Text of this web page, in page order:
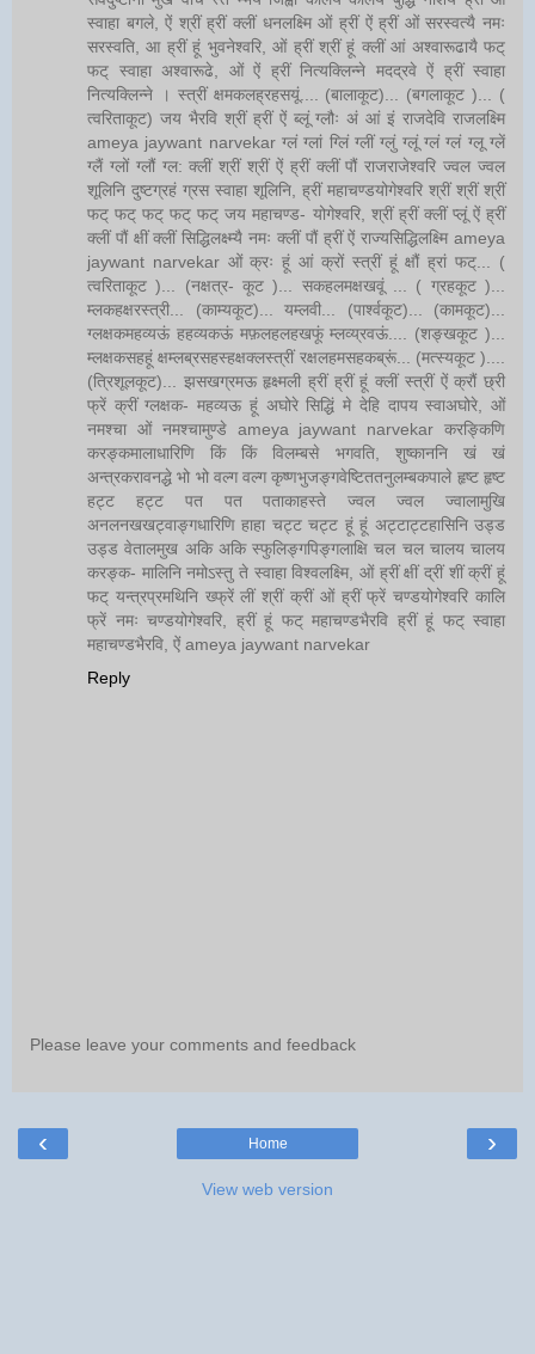
स्वाहा बगले, ऐं श्रीं ह्रीं क्लीं धनलक्ष्मि ओं ह्रीं ऐं ह्रीं ओं सरस्वत्यै नमः
सरस्वति, आ ह्रीं हूं भुवनेश्वरि, ओं ह्रीं श्रीं हूं क्लीं आं अश्वारूढायै फट्
फट् स्वाहा अश्वारूढे, ओं ऐं ह्रीं नित्यक्लिन्ने मदद्रवे ऐं ह्रीं स्वाहा
नित्यक्लिन्ने । स्त्रीं क्षमकलह्रहसयूं.... (बालाकूट)... (बगलाकूट )... (
त्वरिताकूट) जय भैरवि श्रीं ह्रीं ऐं ब्लूं ग्लौः अं आं इं राजदेवि राजलक्ष्मि
ameya jaywant narvekar ग्लं ग्लां ग्लिं ग्लीं ग्लुं ग्लूं ग्लं ग्लं ग्लू ग्लें
ग्लैं ग्लों ग्लौं ग्ल: क्लीं श्रीं श्रीं ऐं ह्रीं क्लीं पौं राजराजेश्वरि ज्वल ज्वल
शूलिनि दुष्टग्रहं ग्रस स्वाहा शूलिनि, ह्रीं महाचण्डयोगेश्वरि श्रीं श्रीं श्रीं
फट् फट् फट् फट् फट् जय महाचण्ड- योगेश्वरि, श्रीं ह्रीं क्लीं प्लूं ऐं ह्रीं
क्लीं पौं क्षीं क्लीं सिद्धिलक्ष्म्यै नमः क्लीं पौं ह्रीं ऐं राज्यसिद्धिलक्ष्मि ameya
jaywant narvekar ओं क्रः हूं आं क्रों स्त्रीं हूं क्षौं ह्रां फट्... (
त्वरिताकूट )... (नक्षत्र- कूट )... सकहलमक्षखवूं ... ( ग्रहकूट )...
म्लकहक्षरस्त्री... (काम्यकूट)... यम्लवी... (पार्श्वकूट)... (कामकूट)...
ग्लक्षकमहव्यऊं हहव्यकऊं मफ़लहलहखफूं म्लव्य्रवऊं.... (शङ्खकूट )...
म्लक्षकसहहूं क्षम्लब्रसहस्हक्षक्लस्त्रीं रक्षलहमसहकब्रूं... (मत्स्यकूट )....
(त्रिशूलकूट)... झसखग्रमऊ हृक्ष्मली ह्रीं ह्रीं हूं क्लीं स्त्रीं ऐं क्रौं छ्री
फ्रें क्रीं ग्लक्षक- महव्यऊ हूं अघोरे सिद्धिं मे देहि दापय स्वाअघोरे, ओं
नमश्चा ओं नमश्चामुण्डे ameya jaywant narvekar करङ्किणि
करङ्कमालाधारिणि किं किं विलम्बसे भगवति, शुष्काननि खं खं
अन्त्रकरावनद्धे भो भो वल्ग वल्ग कृष्णभुजङ्गवेष्टिततनुलम्बकपाले हृष्ट हृष्ट
हट्ट हट्ट पत पत पताकाहस्ते ज्वल ज्वल ज्वालामुखि
अनलनखखट्वाङ्गधारिणि हाहा चट्ट चट्ट हूं हूं अट्टाट्टहासिनि उड्ड
उड्ड वेतालमुख अकि अकि स्फुलिङ्गपिङ्गलाक्षि चल चल चालय चालय
करङ्क- मालिनि नमोऽस्तु ते स्वाहा विश्वलक्ष्मि, ओं ह्रीं क्षीं द्रीं शीं क्रीं हूं
फट् यन्त्रप्रमथिनि ख्फ्रें लीं श्रीं क्रीं ओं ह्रीं फ्रें चण्डयोगेश्वरि कालि
फ्रें नमः चण्डयोगेश्वरि, ह्रीं हूं फट् महाचण्डभैरवि ह्रीं हूं फट् स्वाहा
महाचण्डभैरवि, ऐं ameya jaywant narvekar
Reply
Please leave your comments and feedback
‹ ›
Home
View web version